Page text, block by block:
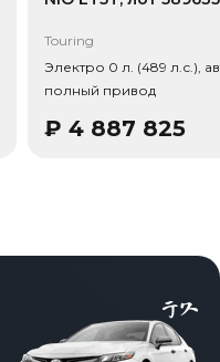
Дополнительно по
5 дверей, 5 мест
кузова/посадка:
Ассистент
Touring
Электро 0 л. (489 л.с.),
полный привод
₽ 4 887 825